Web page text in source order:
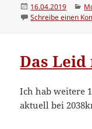
Veröffentlicht
am
16.04.2019
Schreibe einen
Das
Ich hab weitere
aktuell bei